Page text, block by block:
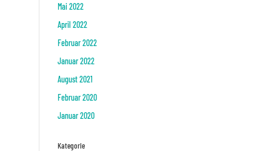
Mai 2022
April 2022
Februar 2022
Januar 2022
August 2021
Februar 2020
Januar 2020
Kategorie